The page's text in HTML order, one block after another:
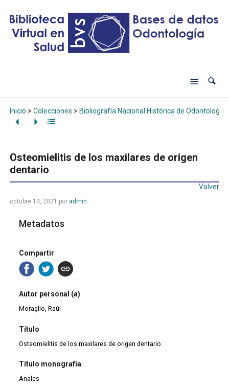
Inicio > Colecciones > Bibliografía Nacional Histórica de Odontología
Osteomielitis de los maxilares de origen
dentario
Volver
octubre 14, 2021 por admin
Metadatos
Compartir
Autor personal (a)
Moraglio, Raúl
Título
Osteomielitis de los maxilares de origen dentario
Título monografía
Anales